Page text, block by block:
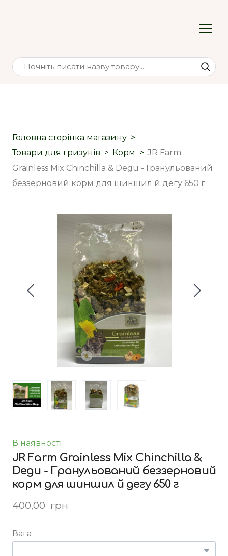
Головна сторінка магазину
Товари для гризунів
Корм
JR Farm
Grainless Mix Chinchilla & Degu - Гранульований
беззерновий корм для шиншил й дегу 650 г
В наявності
JR Farm Grainless Mix Chinchilla &
Degu - Гранульований беззерновий
корм для шиншил й дегу 650 г
400,00  грн
Вага